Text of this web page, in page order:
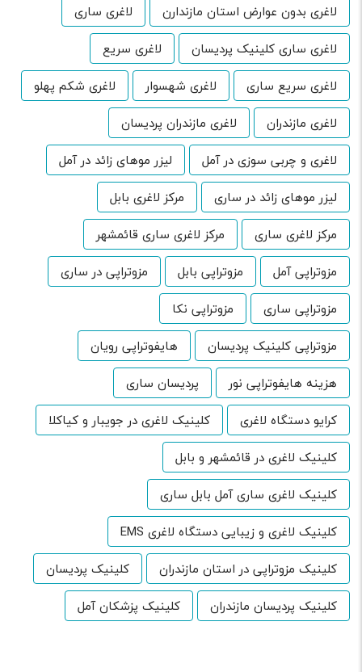
لاغری بدون عوارض استان مازندارن
لاغری ساری
لاغری ساری کلینیک پردیسان
لاغری سریع
لاغری سریع ساری
لاغری شهسوار
لاغری شکم پهلو
لاغری مازندران
لاغری مازندران پردیسان
لاغری و چربی سوزی در آمل
لیزر موهای زائد در آمل
لیزر موهای زائد در ساری
مرکز لاغری بابل
مرکز لاغری ساری
مرکز لاغری ساری قائمشهر
مزوتراپی آمل
مزوتراپی بابل
مزوتراپی در ساری
مزوتراپی ساری
مزوتراپی نکا
مزوتراپی کلینیک پردیسان
هایفوتراپی رویان
هزینه هایفوتراپی نور
پردیسان ساری
کرایو دستگاه لاغری
کلینیک لاغری در جویبار و کیاکلا
کلینیک لاغری در قائمشهر و بابل
کلینیک لاغری ساری آمل بابل ساری
کلینیک لاغری و زیبایی دستگاه لاغری EMS
کلینیک مزوتراپی در استان مازندران
کلینیک پردیسان
کلینیک پردیسان مازندران
کلینیک پزشکان آمل